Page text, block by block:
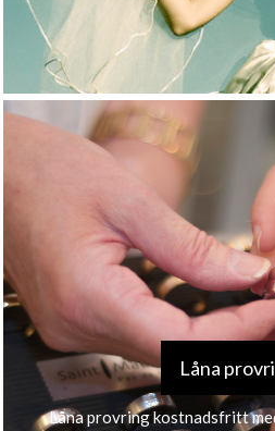
Låna
Låna provring kostnadsfritt